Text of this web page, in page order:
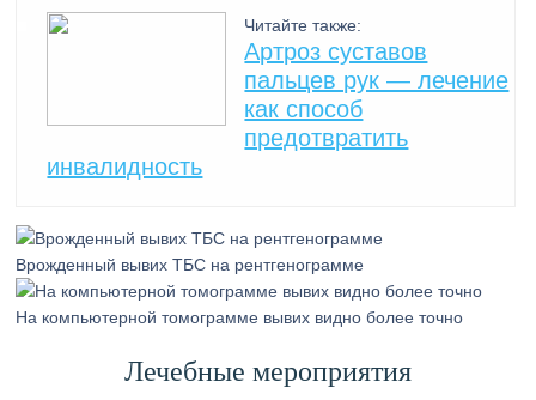
Читайте также:
Артроз суставов
пальцев рук — лечение
как способ
предотвратить
инвалидность
Врожденный вывих ТБС на рентгенограмме
На компьютерной томограмме вывих видно более точно
Лечебные мероприятия